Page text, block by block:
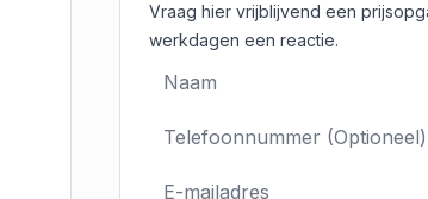
Vraag hier vrijblijvend een
werkdagen een reactie.